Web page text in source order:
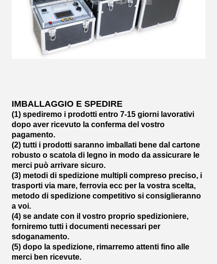
IMBALLAGGIO E SPEDIRE
(1) spediremo i prodotti entro 7-15 giorni lavorativi
dopo aver ricevuto la conferma del vostro
pagamento.
(2) tutti i prodotti saranno imballati bene dal cartone
robusto o scatola di legno in modo da assicurare le
merci può arrivare sicuro.
(3) metodi di spedizione multipli compreso preciso, i
trasporti via mare, ferrovia ecc per la vostra scelta,
metodo di spedizione competitivo si consiglieranno
a voi.
(4) se andate con il vostro proprio spedizioniere,
forniremo tutti i documenti necessari per
sdoganamento.
(5) dopo la spedizione, rimarremo attenti fino alle
merci ben ricevute.